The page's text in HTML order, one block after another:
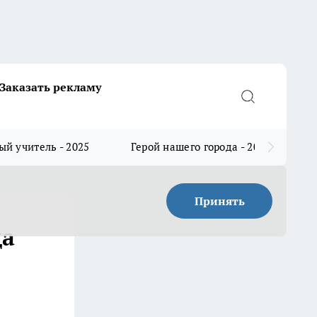
Заказать рекламу
учитель - 2025 Герой нашего города - 2025
Принять